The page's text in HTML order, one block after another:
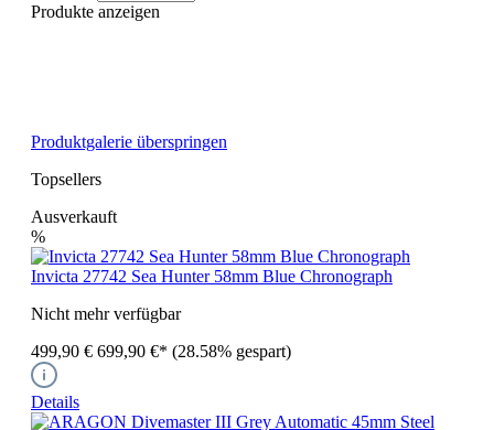
Produkte anzeigen
Produktgalerie überspringen
Topsellers
Ausverkauft
%
Invicta 27742 Sea Hunter 58mm Blue Chronograph
Nicht mehr verfügbar
499,90 € 699,90 €* (28.58% gespart)
Details